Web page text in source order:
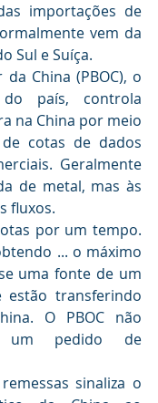
importações de
vem da
Sul e Suíça.
China (PBOC), o
país, controla
na China por meio
cotas de dados
Geralmente
de metal, mas às
fluxos.
por um tempo.
... o máximo
uma fonte de um
estão transferindo
O PBOC não
um pedido de
sinaliza o